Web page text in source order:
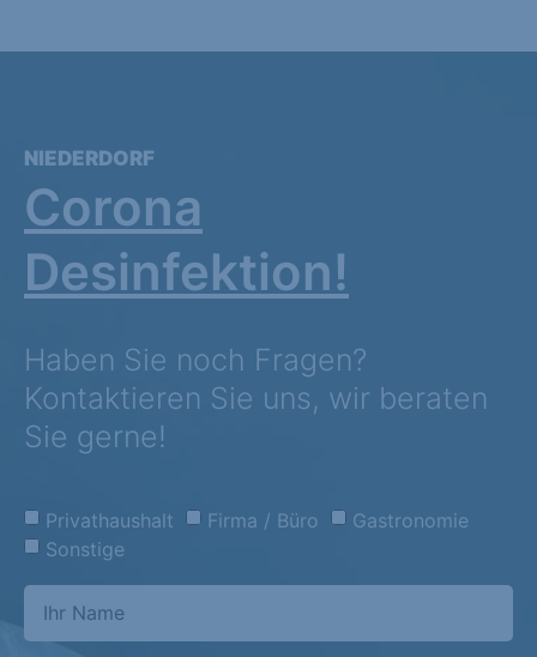
NIEDERDORF
Corona
Desinfektion!
Haben Sie noch Fragen?
Kontaktieren Sie uns, wir beraten
Sie gerne!
Privathaushalt Firma / Büro
Gastronomie
Sonstige